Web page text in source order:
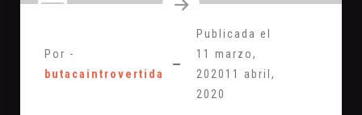
Por -
butacaintrovertida
Publicada el
11 marzo,
2020 11 abril,
2020